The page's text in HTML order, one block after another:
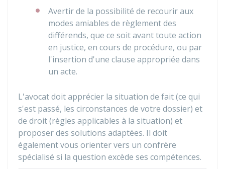
Avertir de la possibilité de recourir aux
modes amiables de règlement des
différends, que ce soit avant toute action
en justice, en cours de procédure, ou par
l'insertion d'une clause appropriée dans
un acte.
L'avocat doit apprécier la situation de fait (ce qui
s'est passé, les circonstances de votre dossier) et
de droit (règles applicables à la situation) et
proposer des solutions adaptées. Il doit
également vous orienter vers un confrère
spécialisé si la question excède ses compétences.